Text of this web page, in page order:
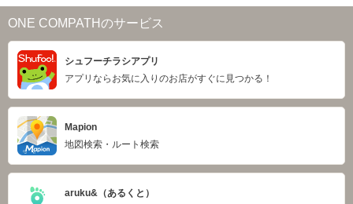
ONE COMPATHのサービス
シュフーチラシアプリ
アプリならお気に入りのお店がすぐに見つかる！
Mapion
地図検索・ルート検索
aruku&（あるくと）